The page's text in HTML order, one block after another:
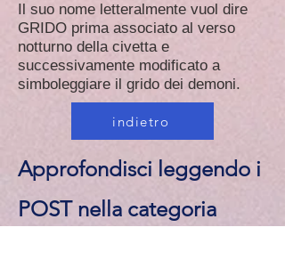
Il suo nome letteralmente vuol dire
GRIDO prima associato al verso
notturno della civetta e
successivamente modificato a
simboleggiare il grido dei demoni.
indietro
Approfondisci leggendo i
POST nella categoria